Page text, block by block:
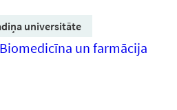
universitāte
Biomedicīna un farmācija